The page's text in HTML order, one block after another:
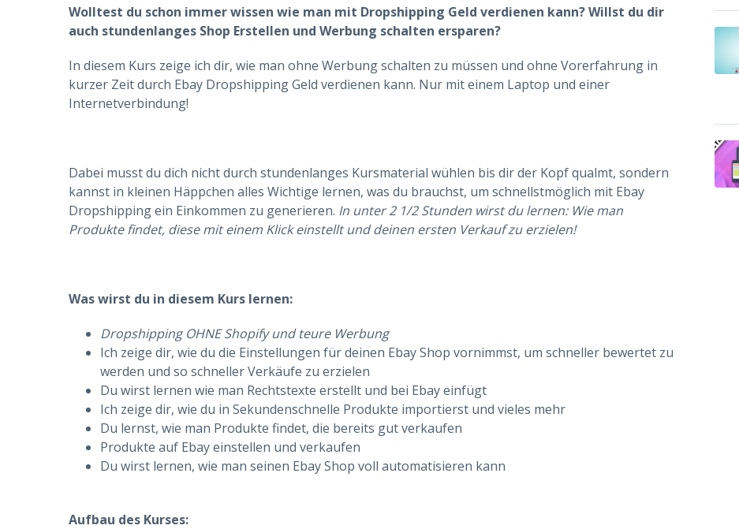
Wolltest du schon immer wissen wie man mit Dropshipping Geld verdienen kann? Willst du dir
auch stundenlanges Shop Erstellen und Werbung schalten ersparen?
In diesem Kurs zeige ich dir, wie man ohne Werbung schalten zu müssen und ohne Vorerfahrung in
kurzer Zeit durch Ebay Dropshipping Geld verdienen kann. Nur mit einem Laptop und einer
Internetverbindung!
Dabei musst du dich nicht durch stundenlanges Kursmaterial wühlen bis dir der Kopf qualmt, sondern
kannst in kleinen Häppchen alles Wichtige lernen, was du brauchst, um schnellstmöglich mit Ebay
Dropshipping ein Einkommen zu generieren. In unter 2 1/2 Stunden wirst du lernen: Wie man
Produkte findet, diese mit einem Klick einstellt und deinen ersten Verkauf zu erzielen!
Was wirst du in diesem Kurs lernen:
Dropshipping OHNE Shopify und teure Werbung
Ich zeige dir, wie du die Einstellungen für deinen Ebay Shop vornimmst, um schneller bewertet zu
werden und so schneller Verkäufe zu erzielen
Du wirst lernen wie man Rechtstexte erstellt und bei Ebay einfügt
Ich zeige dir, wie du in Sekundenschnelle Produkte importierst und vieles mehr
Du lernst, wie man Produkte findet, die bereits gut verkaufen
Produkte auf Ebay einstellen und verkaufen
Du wirst lernen, wie man seinen Ebay Shop voll automatisieren kann
Aufbau des Kurses: